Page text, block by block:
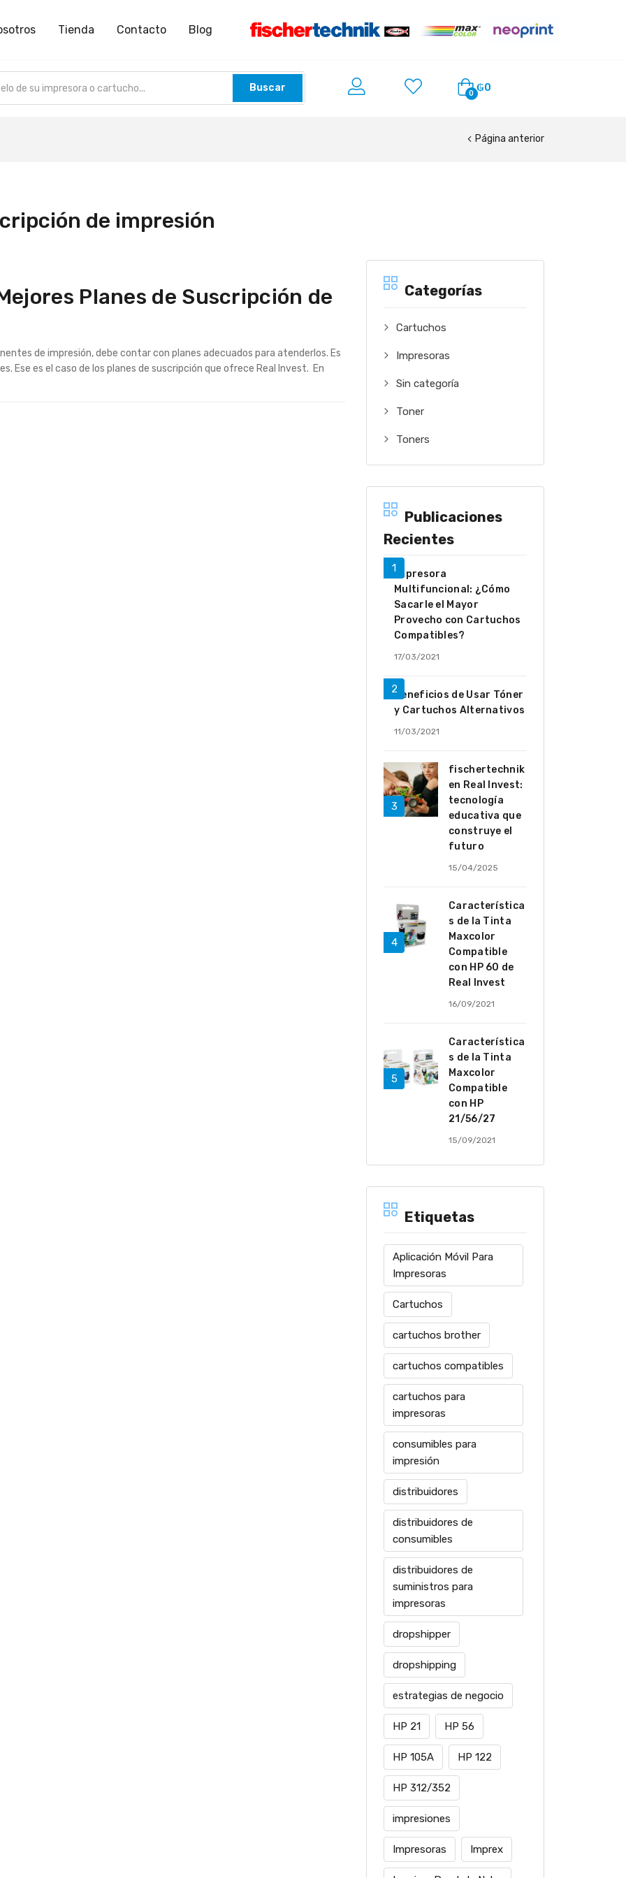
Tienda Contacto Blog
Buscar 0 ₲0
Página anterior
de impresión
Categorías
Cartuchos
Impresoras
Sin categoría
Toner
Toners
Publicaciones
Recientes
Impresora
Multifuncional: ¿Cómo
Sacarle el Mayor
Provecho con Cartuchos
Compatibles?
17/03/2021
Beneficios de Usar Tóner
y Cartuchos Alternativos
11/03/2021
fischertechnik
en Real Invest:
tecnología
educativa que
construye el
futuro
15/04/2025
Característica
s de la Tinta
Maxcolor
Compatible
con HP 60 de
Real Invest
16/09/2021
Característica
s de la Tinta
Maxcolor
Compatible
con HP
21/56/27
15/09/2021
Etiquetas
Aplicación Móvil Para
Impresoras
Cartuchos
cartuchos brother
cartuchos compatibles
cartuchos para
impresoras
consumibles para
impresión
distribuidores
distribuidores de
consumibles
distribuidores de
suministros para
impresoras
dropshipper
dropshipping
estrategias de negocio
HP 21 HP 56
HP 105A HP 122
HP 312/352
impresiones
Impresoras Imprex
Planes de Suscripción de
de impresión, debe contar con planes adecuados para atenderlos. Es
Ese es el caso de los planes de suscripción que ofrece Real Invest. En